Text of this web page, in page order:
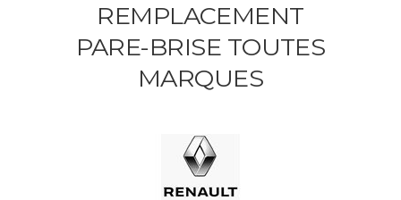
REMPLACEMENT
PARE-BRISE TOUTES
MARQUES